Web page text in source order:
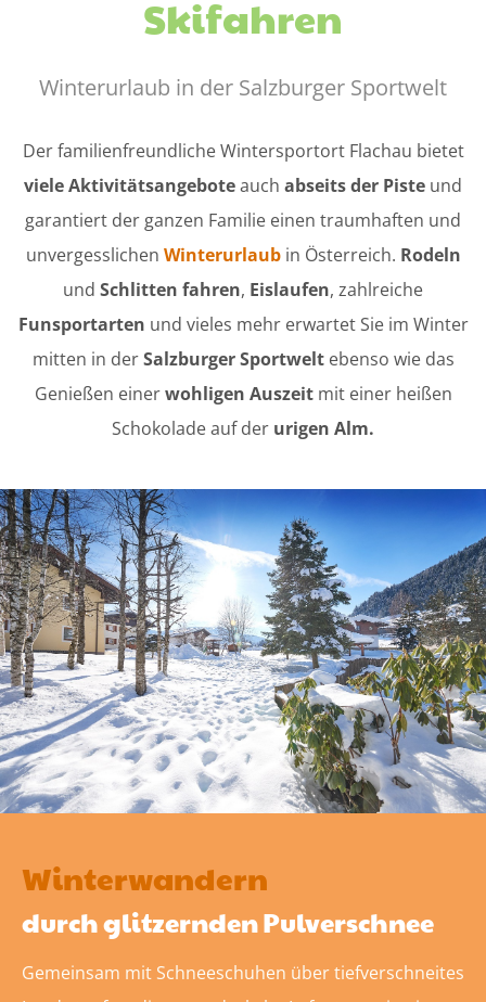
Winterurlaub in der Salzburger Sportwelt
Der familienfreundliche Wintersportort Flachau bietet
viele Aktivitätsangeboteauch abseits der Piste und
garantiert der ganzen Familie einen traumhaften und
unvergesslichen Winterurlaubin Österreich. Rodeln
und Schlitten fahren, Eislaufen, zahlreiche
Funsportarten und vieles mehr erwartet Sie im Winter
mitten in derSalzburger Sportwelt ebenso wie das
Genießen einerwohligen Auszeitmit einer heißen
Schokolade auf der urigen Alm.
Winterwandern
durch glitzernden Pulverschnee
Gemeinsam mit Schneeschuhen über tiefverschneites